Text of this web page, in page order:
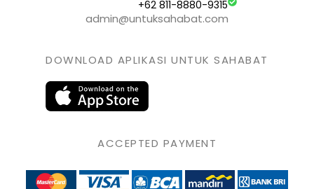
+62 811-8880-9315
admin@untuksahabat.com
DOWNLOAD APLIKASI UNTUK SAHABAT
ACCEPTED PAYMENT